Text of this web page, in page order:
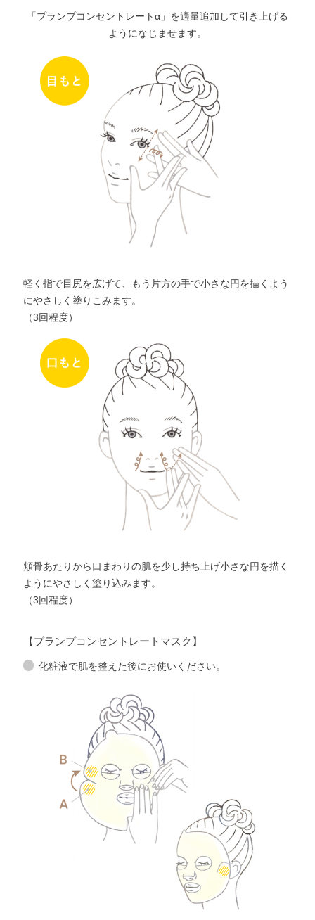
「プランプコンセントレートα」を適量追加して引き上げる
ようになじませます。
軽く指で目尻を広げて、もう片方の手で小さな円を描くよう
にやさしく塗りこみます。
（3回程度）
頬骨あたりから口まわりの肌を少し持ち上げ小さな円を描く
ようにやさしく塗り込みます。
（3回程度）
【プランプコンセントレートマスク】
化粧液で肌を整えた後にお使いください。